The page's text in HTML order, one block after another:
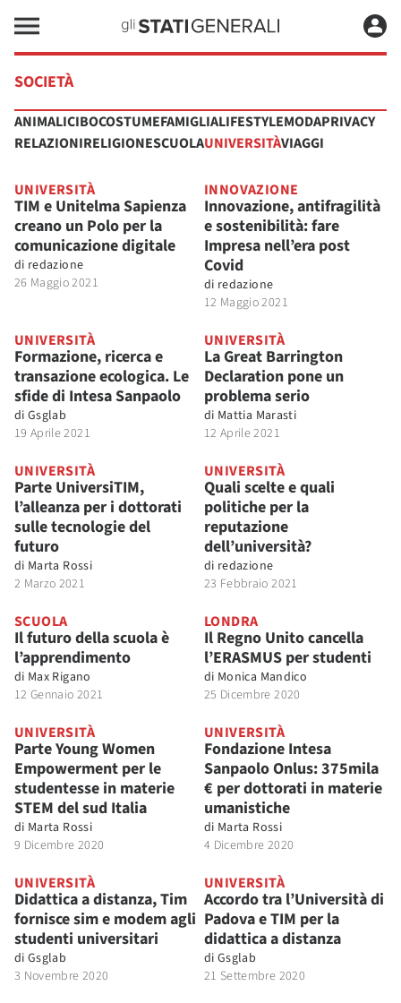
SOCIETÀ
ANIMALICIBOCOSTUMEFAMIGLIALIFESTYLEMODAPRIVACY
RELAZIONIRELIGIONESCUOLAUNIVERSITÀVIAGGI
UNIVERSITÀ
TIM e Unitelma Sapienza
creano un Polo per la
comunicazione digitale
di redazione
26 Maggio 2021
INNOVAZIONE
Innovazione, antifragilità
e sostenibilità: fare
Impresa nell’era post
Covid
di redazione
12 Maggio 2021
UNIVERSITÀ
Formazione, ricerca e
transazione ecologica. Le
sfide di Intesa Sanpaolo
di Gsglab
19 Aprile 2021
UNIVERSITÀ
La Great Barrington
Declaration pone un
problema serio
di Mattia Marasti
12 Aprile 2021
UNIVERSITÀ
Parte UniversiTIM,
l’alleanza per i dottorati
sulle tecnologie del
futuro
di Marta Rossi
2 Marzo 2021
UNIVERSITÀ
Quali scelte e quali
politiche per la
reputazione
dell’università?
di redazione
23 Febbraio 2021
SCUOLA
Il futuro della scuola è
l’apprendimento
di Max Rigano
12 Gennaio 2021
LONDRA
Il Regno Unito cancella
l’ERASMUS per studenti
di Monica Mandico
25 Dicembre 2020
UNIVERSITÀ
Parte Young Women
Empowerment per le
studentesse in materie
STEM del sud Italia
di Marta Rossi
9 Dicembre 2020
UNIVERSITÀ
Fondazione Intesa
Sanpaolo Onlus: 375mila
€ per dottorati in materie
umanistiche
di Marta Rossi
4 Dicembre 2020
UNIVERSITÀ
Didattica a distanza, Tim
fornisce sim e modem agli
studenti universitari
di Gsglab
3 Novembre 2020
UNIVERSITÀ
Accordo tra l’Università di
Padova e TIM per la
didattica a distanza
di Gsglab
21 Settembre 2020